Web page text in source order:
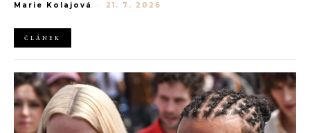
AliExpress.
Marie Kolajová - 21. 7. 2026
ČLÁNEK